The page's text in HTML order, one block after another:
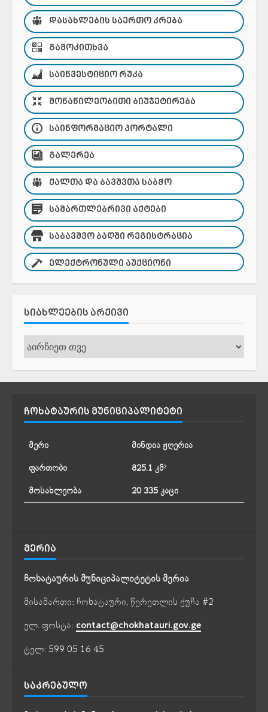
ᲓᲐᲡᲐᲮᲚᲔᲑᲘᲡ ᲡᲐᲔᲠᲗᲝ ᲙᲠᲔᲑᲐ
ᲒᲐᲛᲝᲙᲘᲗᲮᲕᲐ
ᲡᲐᲘᲜᲕᲔᲡᲢᲘᲪᲘᲝ ᲠᲣᲙᲐ
ᲛᲝᲜᲐᲬᲘᲚᲔᲝᲑᲘᲗᲘ ᲑᲘᲣᲯᲔᲢᲘᲠᲔᲑᲐ
ᲡᲐᲘᲜᲤᲝᲠᲛᲐᲪᲘᲝ ᲞᲝᲠᲢᲐᲚᲘ
ᲒᲐᲚᲔᲠᲔᲐ
ᲥᲐᲚᲗᲐ ᲓᲐ ᲑᲐᲕᲨᲕᲗᲐ ᲡᲐᲑᲭᲝ
ᲡᲐᲛᲐᲠᲗᲚᲔᲑᲠᲘᲕᲘ ᲐᲥᲢᲔᲑᲘ
ᲡᲐᲑᲐᲕᲨᲕᲝ ᲑᲐᲦᲨᲘ ᲠᲔᲒᲘᲡᲢᲠᲐᲪᲘᲐ
ᲔᲚᲔᲥᲢᲠᲝᲜᲣᲚᲘ ᲐᲣᲥᲪᲘᲝᲜᲘ
ᲡᲘᲐᲮᲚᲔᲔᲑᲘᲡ ᲐᲠᲥᲘᲕᲘ
სიახლეების
არქივი
ᲩᲝᲮᲐᲢᲐᲣᲠᲘᲡ ᲛᲣᲜᲘᲪᲘᲞᲐᲚᲘᲢᲔᲢᲘ
მერი
მინდია ჟღერია
ფართობი
825.1 კმ²
მოსახლეობა
20 335 კაცი
ᲛᲔᲠᲘᲐ
ჩოხატაურის მუნიციპალიტეტის მერია
მისამართი: ჩოხატაური, წერეთლის ქუჩა #2
ელ. ფოსტა: contact@chokhatauri.gov.ge
ტელ: 599 05 16 45
ᲡᲐᲙᲠᲔᲑᲣᲚᲝ